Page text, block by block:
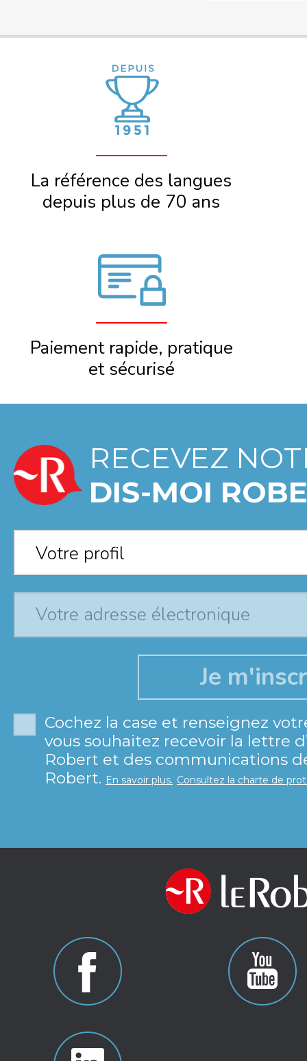
La référence des langues
depuis plus de 70 ans
Paiement rapide, pratique
et sécurisé
RECEVEZ
DIS-MOI
Votre profil*
Votre profil
Cochez la case et renseignez
vous souhaitez recevoir la lettre
Robert et des communications
Robert. En savoir plus. Consultez la charte de